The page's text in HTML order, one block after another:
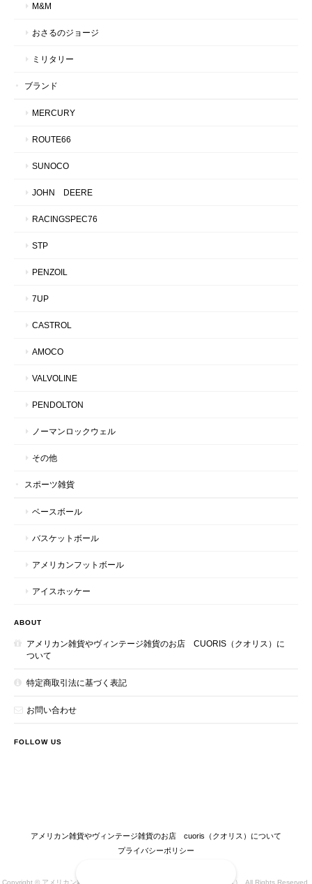
M&M
おさるのジョージ
ミリタリー
ブランド
MERCURY
ROUTE66
SUNOCO
JOHN DEERE
RACINGSPEC76
STP
PENZOIL
7UP
CASTROL
AMOCO
VALVOLINE
PENDOLTON
ノーマンロックウェル
その他
スポーツ雑貨
ベースボール
バスケットボール
アメリカンフットボール
アイスホッケー
ABOUT
アメリカン雑貨やヴィンテージ雑貨のお店 CUORIS（クオリス）に
ついて
特定商取引法に基づく表記
お問い合わせ
FOLLOW US
アメリカン雑貨やヴィンテージ雑貨のお店 cuoris（クオリス）について
プライバシーポリシー
Copyright © アメリカン雑貨やヴィンテージ雑貨のお店 cuoris（クオリス）. All Rights Reserved.